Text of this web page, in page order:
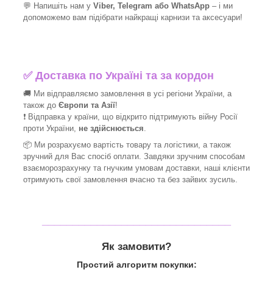
💬 Напишіть нам у Viber, Telegram або WhatsApp – і ми
допоможемо вам підібрати найкращі карнизи та аксесуари!
✅Доставка по Україні та за кордон
🚚 Ми відправляємо замовлення в усі регіони України, а
також до Європи та Азії!
❗ Відправка у країни, що відкрито підтримують війну Росії
проти України, не здійснюється
📦 Ми розрахуємо вартість товару та логістики, а також
зручний для Вас спосіб оплати. Завдяки зручним способам
взаєморозрахунку та гнучким умовам доставки, наші клієнти
отримують свої замовлення вчасно та без зайвих зусиль.
Як замовити?
Простий алгоритм покупки: